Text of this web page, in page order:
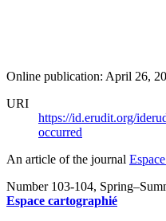
Online publication: April 26,
URI
https://id.erudit.org/
occurred
An article of the journal
Number 103-104,
Espace cartographié